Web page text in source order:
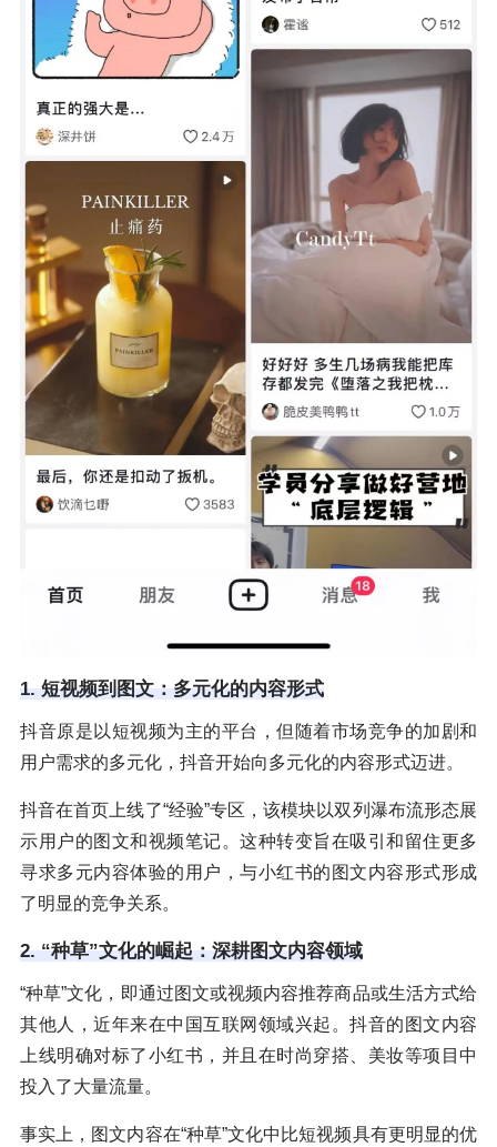
1. 短视频到图文：多元化的内容形式
抖音原是以短视频为主的平台，但随着市场竞争的加剧和
用户需求的多元化，抖音开始向多元化的内容形式迈进。
抖音在首页上线了“经验”专区，该模块以双列瀑布流形态展
示用户的图文和视频笔记。这种转变旨在吸引和留住更多
寻求多元内容体验的用户，与小红书的图文内容形式形成
了明显的竞争关系。
2. “种草”文化的崛起：深耕图文内容领域
“种草”文化，即通过图文或视频内容推荐商品或生活方式给
其他人，近年来在中国互联网领域兴起。抖音的图文内容
上线明确对标了小红书，并且在时尚穿搭、美妆等项目中
投入了大量流量。
事实上，图文内容在“种草”文化中比短视频具有更明显的优